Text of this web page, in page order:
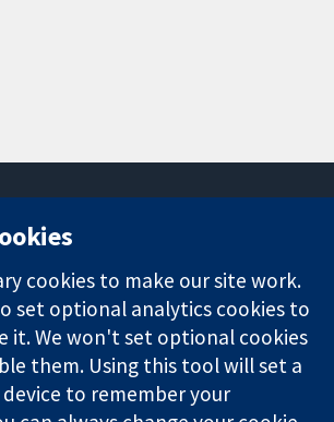
Square
London
W1G 0AN
영국
News
Press office
About us
작업
Cochrane
Library
cookies to make our site work.
set optional analytics cookies to
it. We won't set optional cookies
them. Using this tool will set a
to remember your